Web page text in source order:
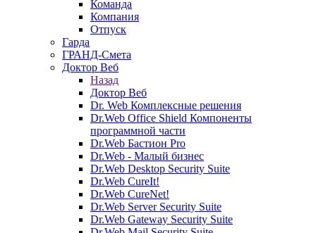
Команда
Компания
Отпуск
Гарда
ГРАНД-Смета
Доктор Веб
Назад
Доктор Веб
Dr. Web Комплексные решения
Dr.Web Office Shield Компоненты
программной части
Dr.Web Бастион Pro
Dr.Web - Малый бизнес
Dr.Web Desktop Security Suite
Dr.Web CureIt!
Dr.Web CureNet!
Dr.Web Server Security Suite
Dr.Web Gateway Security Suite